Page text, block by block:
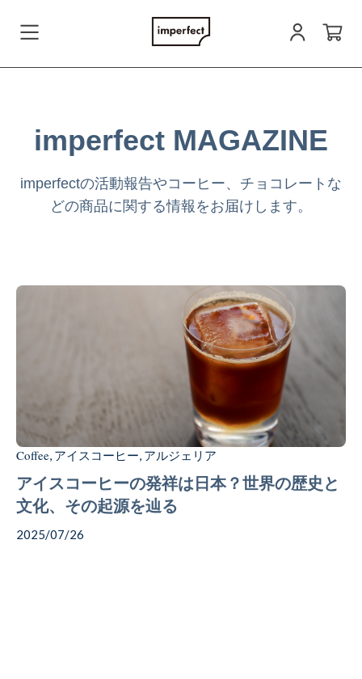
ログイン
お問い合わせ
Chocolate
Gift
imperfect MAGAZINE
imperfectの活動報告やコーヒー、チョコレートな
どの商品に関する情報をお届けします。
Coffee, アイスコーヒー, アルジェリア
アイスコーヒーの発祥は日本？世界の歴史と
文化、その起源を辿る
2025/07/26